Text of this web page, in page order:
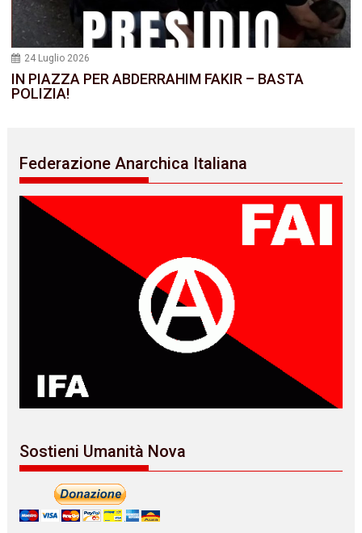
24 Luglio 2026
IN PIAZZA PER ABDERRAHIM FAKIR – BASTA
POLIZIA!
Federazione Anarchica Italiana
Sostieni Umanità Nova